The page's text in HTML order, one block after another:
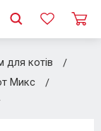
для котів
Микс